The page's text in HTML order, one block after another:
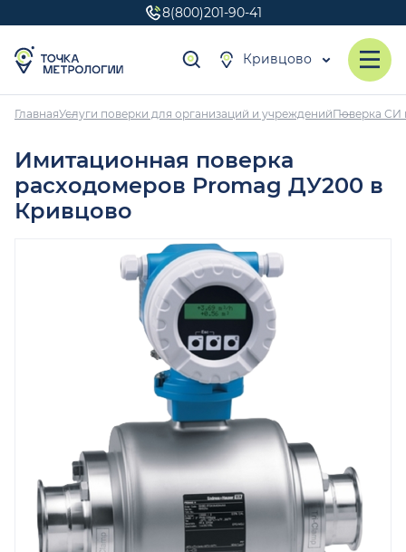
8(800)201-90-41
Кривцово
ГлавнаяУслуги поверки для организаций и учрежденийПоверка СИ
Имитационная поверка
расходомеров Promag ДУ200 в
Кривцово